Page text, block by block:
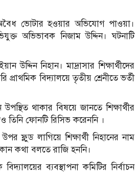
অবৈধ ভোটার হওয়ার অভিযোগ পাওয়া।
অভিভাবক নিজাম উদ্দিন। ঘটনাটি
উদ্দিন নিহান। মাদ্রাসার শিক্ষার্থীদের
প্রাথমিক বিদ্যালয়ে তৃতীয় শ্রেনীতে ভর্তী
থাকার বিষয়ে জানতে শিক্ষার্থীর
ফোনটি রিসিভ করেননি ।
ফ্লুড লাগিয়ে শিক্ষার্থী নিহানের নাম
কথা বলতে রাজি হননি।
ব্যবস্থাপনা কমিটির নির্বাচন